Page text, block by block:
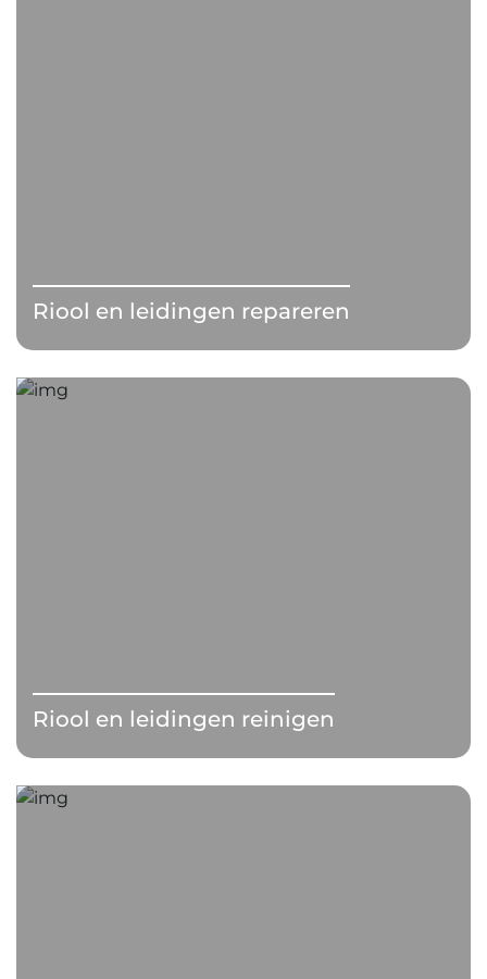
Riool en leidingen repareren
Riool en leidingen reinigen